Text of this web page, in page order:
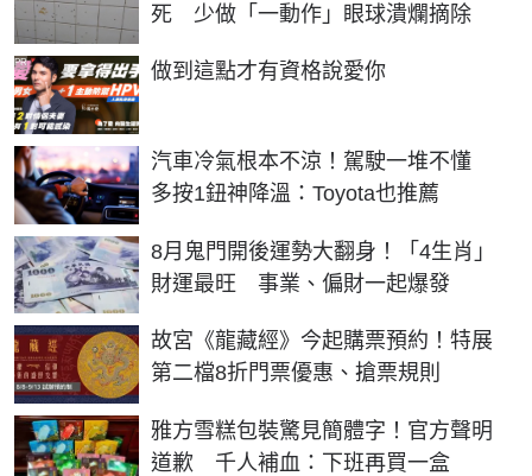
死 少做「一動作」眼球潰爛摘除
做到這點才有資格說愛你
PR
汽車冷氣根本不涼！駕駛一堆不懂
多按1鈕神降溫：Toyota也推薦
8月鬼門開後運勢大翻身！「4生肖」
財運最旺 事業、偏財一起爆發
故宮《龍藏經》今起購票預約！特展
第二檔8折門票優惠、搶票規則
雅方雪糕包裝驚見簡體字！官方聲明
道歉 千人補血：下班再買一盒